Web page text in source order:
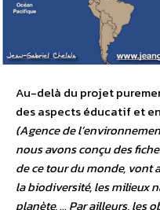
Au-delà du projet
des aspects éducatif et
(Agence de
nous avons conçu des
de ce tour du monde, vont
la biodiversité, les milieux
planète, … Par ailleurs, les